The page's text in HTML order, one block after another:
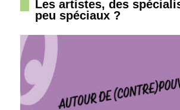
Les artistes, des
peu spéciaux ?